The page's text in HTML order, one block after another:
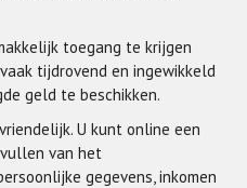
toegang te krijgen
tijdrovend en ingewikkeld
geld te beschikken.
U kunt online een
van het
gegevens, inkomen